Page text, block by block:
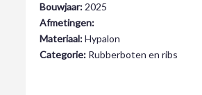
Bouwjaar: 2025
Afmetingen:
Materiaal:Hypalon
Categorie: Rubberboten en ribs